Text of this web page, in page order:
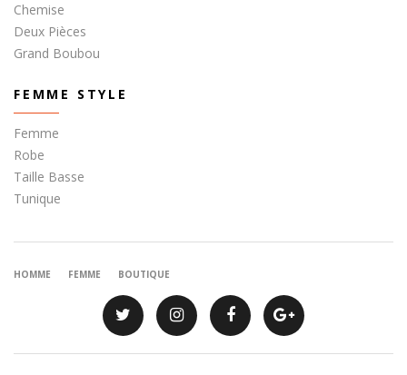
Chemise
Deux Pièces
Grand Boubou
FEMME STYLE
Femme
Robe
Taille Basse
Tunique
HOMME FEMME BOUTIQUE